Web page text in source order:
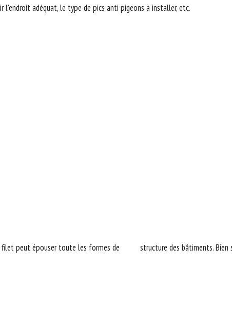
adéquat, le type de pics anti pigeons à installer, etc.
filet peut épouser toute les formes de structure des bâtiments. Bien